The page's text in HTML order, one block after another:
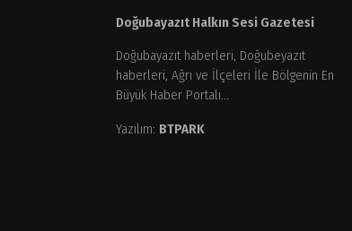
Doğubayazıt Halkın Sesi Gazetesi
Doğubayazıt haberleri, Doğubeyazıt
haberleri, Ağrı ve İlçeleri İle Bölgenin En
Büyük Haber Portalı...
Yazılım: BTPARK